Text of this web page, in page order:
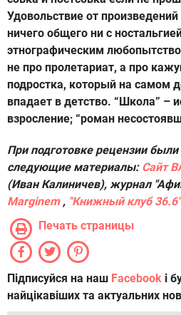
Удовольствие от
ничего общего ни с
этнографическим
не про пролетариат, а про
подростка, который на самом
впадает в детство. “Школа” –
взросление; “роман
При подготовке рецензии
следующие материалы: Сайт
(Иван Калиничев), журнал
Marginem, "Книжный клуб
Печать страницы
Підписуйся на наш Facebook і
найцікавіших та актуальних